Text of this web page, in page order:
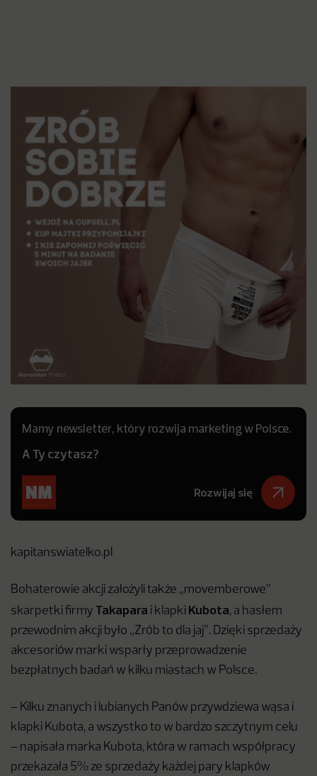
Mamy newsletter, który rozwija marketing w Polsce.
A Ty czytasz?
Rozwijaj się
kapitanswiatelko.pl
Bohaterowie akcji założyli także „movemberowe”
skarpetki firmy Takapara i klapki Kubota, a hasłem
przewodnim akcji było „Zrób to dla jaj”. Dzięki sprzedaży
akcesoriów marki wsparły przeprowadzenie
bezpłatnych badań w kilku miastach w Polsce.
– Kilku znanych i lubianych Panów przywdziewa wąsa i
klapki Kubota, a wszystko to w bardzo szczytnym celu
– napisała marka Kubota, która w ramach współpracy
przekazała 5% ze sprzedaży każdej pary klapków